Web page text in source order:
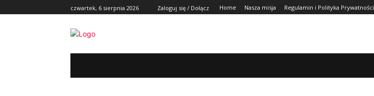
czwartek, 6 sierpnia 2026 Zaloguj się / Dołącz Home Nasza misja Regulamin i Polityka Prywatności